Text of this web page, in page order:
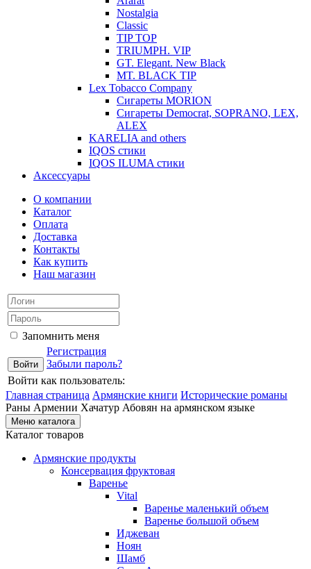
Nostalgia
Classic
TIP TOP
TRIUMPH. VIP
GT. Elegant. New Black
MT. BLACK TIP
Lex Tobacco Company
Сигареты MORION
Сигареты Democrat, SOPRANO, LEX,
ALEX
KARELIA and others
IQOS стики
IQOS ILUMA стики
Аксессуары
О компании
Каталог
Оплата
Доставка
Контакты
Как купить
Наш магазин
Запомнить меня
Регистрация
Забыли пароль?
Войти как пользователь:
Главная страница Армянские книги Исторические романы
Раны Армении Хачатур Абовян на армянском языке
Меню каталога
Каталог товаров
Армянские продукты
Консервация фруктовая
Варенье
Vital
Варенье маленький объем
Варенье большой объем
Иджеван
Ноян
Шамб